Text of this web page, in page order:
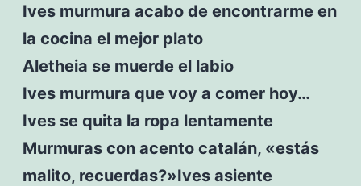
Ives murmura acabo de encontrarme en
la cocina el mejor plato
Aletheia se muerde el labio
Ives murmura que voy a comer hoy…
Ives se quita la ropa lentamente
Murmuras con acento catalán, «estás
malito, recuerdas?»Ives asiente